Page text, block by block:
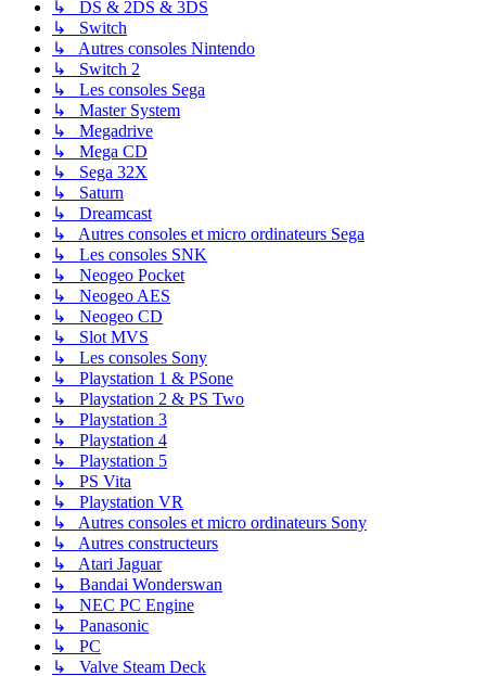
↳ DS & 2DS & 3DS
↳ Switch
↳ Autres consoles Nintendo
↳ Switch 2
↳ Les consoles Sega
↳ Master System
↳ Megadrive
↳ Mega CD
↳ Sega 32X
↳ Saturn
↳ Dreamcast
↳ Autres consoles et micro ordinateurs Sega
↳ Les consoles SNK
↳ Neogeo Pocket
↳ Neogeo AES
↳ Neogeo CD
↳ Slot MVS
↳ Les consoles Sony
↳ Playstation 1 & PSone
↳ Playstation 2 & PS Two
↳ Playstation 3
↳ Playstation 4
↳ Playstation 5
↳ PS Vita
↳ Playstation VR
↳ Autres consoles et micro ordinateurs Sony
↳ Autres constructeurs
↳ Atari Jaguar
↳ Bandai Wonderswan
↳ NEC PC Engine
↳ Panasonic
↳ PC
↳ Valve Steam Deck